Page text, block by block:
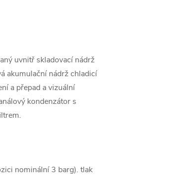
uvnitř skladovací nádrž
akumulační nádrž chladicí
a přepad a vizuální
kondenzátor s
nominální 3 barg). tlak